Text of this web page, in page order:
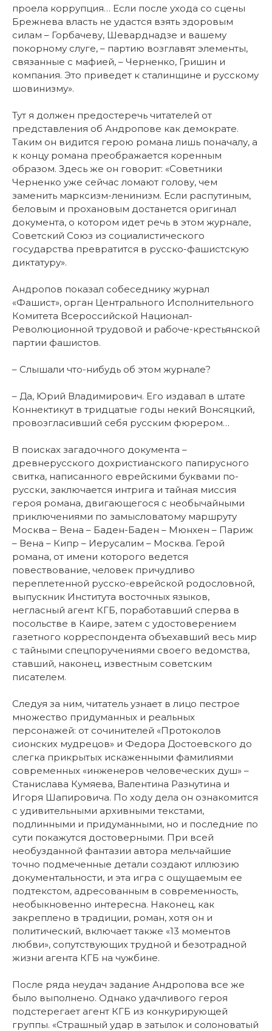
проела коррупция… Если после ухода со сцены
Брежнева власть не удастся взять здоровым
силам – Горбачеву, Шеварднадзе и вашему
покорному слуге, – партию возглавят элементы,
связанные с мафией, – Черненко, Гришин и
компания. Это приведет к сталинщине и русскому
шовинизму».
Тут я должен предостеречь читателей от
представления об Андропове как демократе.
Таким он видится герою романа лишь поначалу, а
к концу романа преображается коренным
образом. Здесь же он говорит: «Советники
Черненко уже сейчас ломают голову, чем
заменить марксизм-ленинизм. Если распутиным,
беловым и прохановым достанется оригинал
документа, о котором идет речь в этом журнале,
Советский Союз из социалистического
государства превратится в русско-фашистскую
диктатуру».
Андропов показал собеседнику журнал
«Фашист», орган Центрального Исполнительного
Комитета Всероссийской Национал-
Революционной трудовой и рабоче-крестьянской
партии фашистов.
– Слышали что-нибудь об этом журнале?
– Да, Юрий Владимирович. Его издавал в штате
Коннектикут в тридцатые годы некий Вонсяцкий,
провозгласивший себя русским фюрером…
В поисках загадочного документа –
древнерусского дохристианского папирусного
свитка, написанного еврейскими буквами по-
русски, заключается интрига и тайная миссия
героя романа, двигающегося с необычайными
приключениями по замысловатому маршруту
Москва – Вена – Баден-Баден – Мюнхен – Париж
– Вена – Кипр – Иерусалим – Москва. Герой
романа, от имени которого ведется
повествование, человек причудливо
переплетенной русско-еврейской родословной,
выпускник Института восточных языков,
негласный агент КГБ, поработавший сперва в
посольстве в Каире, затем с удостоверением
газетного корреспондента объехавший весь мир
с тайными спецпоручениями своего ведомства,
ставший, наконец, известным советским
писателем.
Следуя за ним, читатель узнает в лицо пестрое
множество придуманных и реальных
персонажей: от сочинителей «Протоколов
сионских мудрецов» и Федора Достоевского до
слегка прикрытых искаженными фамилиями
современных «инженеров человеческих душ» –
Станислава Кумяева, Валентина Разнутина и
Игоря Шапировича. По ходу дела он ознакомится
с удивительными архивными текстами,
подлинными и придуманными, но и последние по
сути покажутся достоверными. При всей
необузданной фантазии автора мельчайшие
точно подмеченные детали создают иллюзию
документальности, и эта игра с ощущаемым ее
подтекстом, адресованным в современность,
необыкновенно интересна. Наконец, как
закреплено в традиции, роман, хотя он и
политический, включает также «13 моментов
любви», сопутствующих трудной и безотрадной
жизни агента КГБ на чужбине.
После ряда неудач задание Андропова все же
было выполнено. Однако удачливого героя
подстерегает агент КГБ из конкурирующей
группы. «Страшный удар в затылок и солоноватый